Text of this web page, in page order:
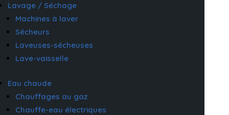
Lavage / Séchage
Machines à laver
Sécheurs
Laveuses-sécheuses
Lave-vaisselle
Eau chaude
Chauffages au gaz
Chauffe-eau électriques